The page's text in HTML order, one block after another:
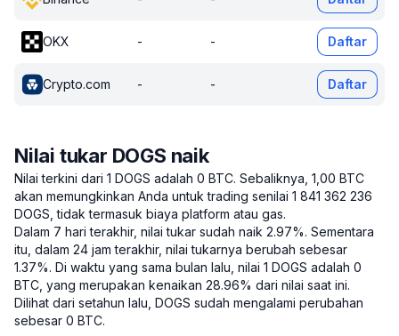
OKX - - Daftar
Crypto.com - - Daftar
Nilai tukar DOGS naik
Nilai terkini dari 1 DOGS adalah 0 BTC. Sebaliknya, 1,00 BTC
akan memungkinkan Anda untuk trading senilai 1 841 362 236
DOGS, tidak termasuk biaya platform atau gas.
Dalam 7 hari terakhir, nilai tukar sudah naik 2.97%. Sementara
itu, dalam 24 jam terakhir, nilai tukarnya berubah sebesar
1.37%. Di waktu yang sama bulan lalu, nilai 1 DOGS adalah 0
BTC, yang merupakan kenaikan 28.96% dari nilai saat ini.
Dilihat dari setahun lalu, DOGS sudah mengalami perubahan
sebesar 0 BTC.